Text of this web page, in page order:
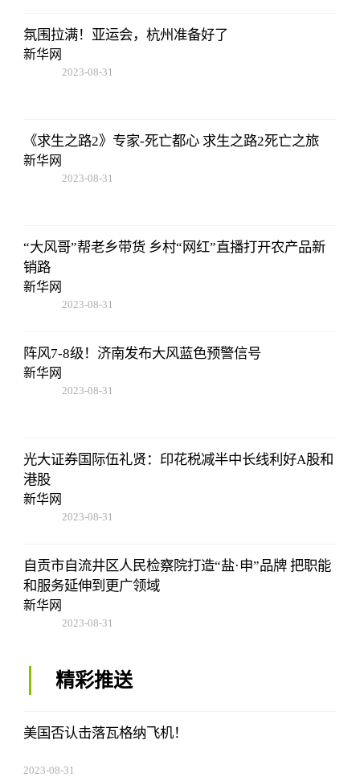
氛围拉满！亚运会，杭州准备好了
新华网
2023-08-31
《求生之路2》专家-死亡都心 求生之路2死亡之旅
新华网
2023-08-31
“大风哥”帮老乡带货 乡村“网红”直播打开农产品新
销路
新华网
2023-08-31
阵风7-8级！济南发布大风蓝色预警信号
新华网
2023-08-31
光大证券国际伍礼贤：印花税减半中长线利好A股和
港股
新华网
2023-08-31
自贡市自流井区人民检察院打造“盐·申”品牌 把职能
和服务延伸到更广领域
新华网
2023-08-31
精彩推送
美国否认击落瓦格纳飞机！
2023-08-31